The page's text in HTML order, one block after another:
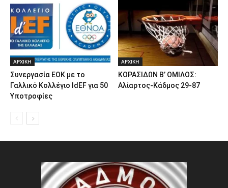
ΑΡΧΙΚΗ
Συνεργασία EOK με το
Γαλλικό Κολλέγιο IdEF για 50
Υποτροφίες
ΑΡΧΙΚΗ
ΚΟΡΑΣΙΔΩΝ Β’ ΟΜΙΛΟΣ:
Αλίαρτος-Κάδμος 29-87